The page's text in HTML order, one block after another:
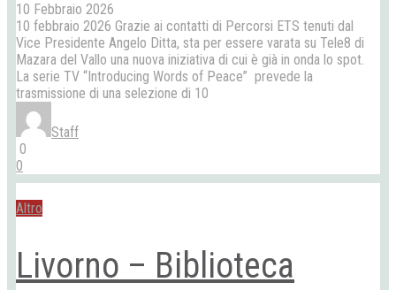
10 Febbraio 2026
10 febbraio 2026 Grazie ai contatti di Percorsi ETS tenuti dal
Vice Presidente Angelo Ditta, sta per essere varata su Tele8 di
Mazara del Vallo una nuova iniziativa di cui è già in onda lo spot.
La serie TV “Introducing Words of Peace” prevede la
trasmissione di una selezione di 10
Staff
0
0
Altro
Livorno – Biblioteca